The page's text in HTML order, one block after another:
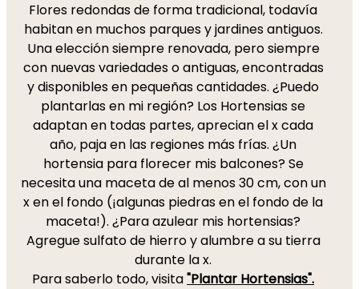
Flores redondas de forma tradicional, todavía
habitan en muchos parques y jardines antiguos.
Una elección siempre renovada, pero siempre
con nuevas variedades o antiguas, encontradas
y disponibles en pequeñas cantidades. ¿Puedo
plantarlas en mi región? Los Hortensias se
adaptan en todas partes, aprecian el x cada
año, paja en las regiones más frías. ¿Un
hortensia para florecer mis balcones? Se
necesita una maceta de al menos 30 cm, con un
x en el fondo (¡algunas piedras en el fondo de la
maceta!). ¿Para azulear mis hortensias?
Agregue sulfato de hierro y alumbre a su tierra
durante la x.
Para saberlo todo, visita"Plantar Hortensias".